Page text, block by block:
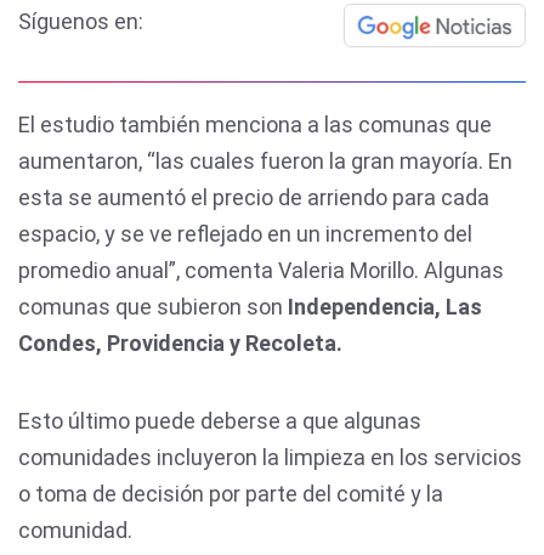
Síguenos en:
El estudio también menciona a las comunas que
aumentaron, “las cuales fueron la gran mayoría. En
esta se aumentó el precio de arriendo para cada
espacio, y se ve reflejado en un incremento del
promedio anual”, comenta Valeria Morillo. Algunas
comunas que subieron son Independencia, Las
Condes, Providencia y Recoleta.
Esto último puede deberse a que algunas
comunidades incluyeron la limpieza en los servicios
o toma de decisión por parte del comité y la
comunidad.